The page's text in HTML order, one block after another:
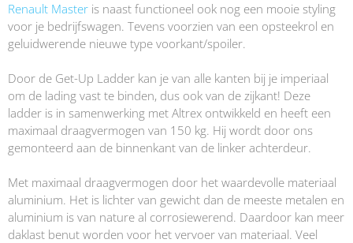
Renault Master is naast functioneel ook nog een mooie styling
voor je bedrijfswagen. Tevens voorzien van een opsteekrol en
geluidwerende nieuwe type voorkant/spoiler.
Door de Get-Up Ladder kan je van alle kanten bij je imperiaal
om de lading vast te binden, dus ook van de zijkant! Deze
ladder is in samenwerking met Altrex ontwikkeld en heeft een
maximaal draagvermogen van 150 kg. Hij wordt door ons
gemonteerd aan de binnenkant van de linker achterdeur.
Met maximaal draagvermogen door het waardevolle materiaal
aluminium. Het is lichter van gewicht dan de meeste metalen en
aluminium is van nature al corrosiewerend. Daardoor kan meer
daklast benut worden voor het vervoer van materiaal. Veel